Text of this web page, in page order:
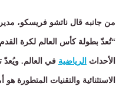
من جانبه قال ناتشو فريسكو، مدير
“تُعدّ بطولة كأس العالم لكرة
الأحداث الرياضية في العالم. ويُعدّ
الاستثنائية والتقنيات المتطورة